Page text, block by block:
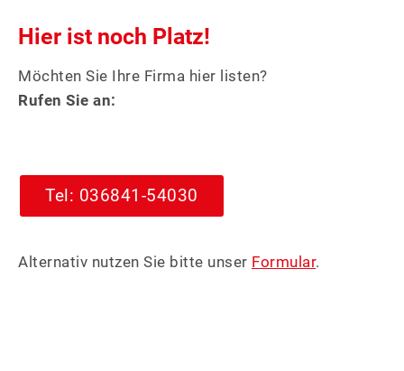
Hier ist noch Platz!
Möchten Sie Ihre Firma hier listen?
Rufen Sie an:
Tel: 036841-54030
Alternativ nutzen Sie bitte unser Formular.